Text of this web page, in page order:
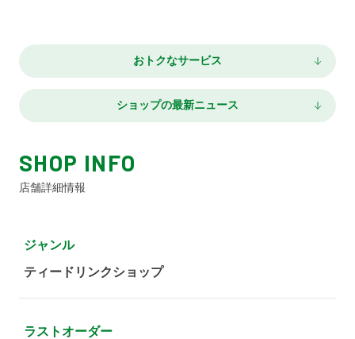
おトクなサービス
ショップの最新ニュース
SHOP INFO
店舗詳細情報
ジャンル
ティードリンクショップ
ラストオーダー